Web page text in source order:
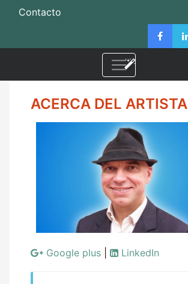
Contacto
ACERCA DEL ARTISTA
Google plus LinkedIn